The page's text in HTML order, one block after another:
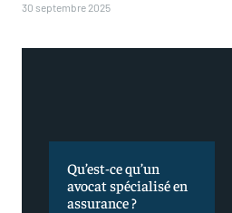
30 septembre 2025
Qu’est-ce qu’un
avocat spécialisé en
assurance ?